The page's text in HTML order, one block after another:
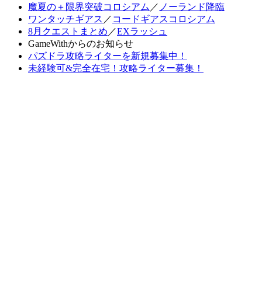
魔夏の＋限界突破コロシアム ／ ノーランド降臨
ワンタッチギアス ／ コードギアスコロシアム
8月クエストまとめ ／EXラッシュ
GameWithからのお知らせ
パズドラ攻略ライターを新規募集中！
未経験可&完全在宅！攻略ライター募集！